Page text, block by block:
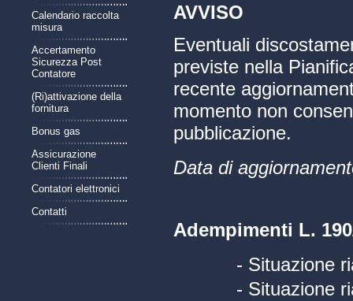
Calendario raccolta
misura
Accertamento
Sicurezza Post
Contatore
(Ri)attivazione della
fornitura
Bonus gas
Assicurazione
Clienti Finali
Contatori elettronici
Contatti
AVVISO
Eventuali
previste nella
recente
momento non
pubblicazione.
Data di
Adempimenti L.
- Situazione
- Situazione